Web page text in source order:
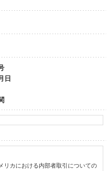
日
リカにおける内部者取引についての